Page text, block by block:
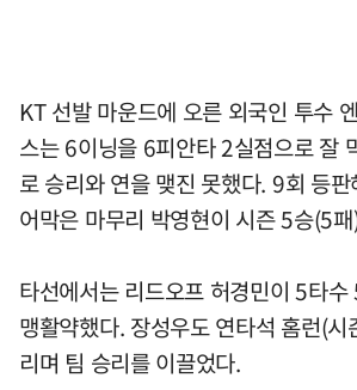
KT 선발 마운드에 오른 외국인 투수
스는 6이닝을 6피안타 2실점으로 잘
로 승리와 연을 맺진 못했다. 9회 등
어막은 마무리 박영현이 시즌 5승(5
타선에서는 리드오프 허경민이 5타
맹활약했다. 장성우도 연타석 홈런(
리며 팀 승리를 이끌었다.